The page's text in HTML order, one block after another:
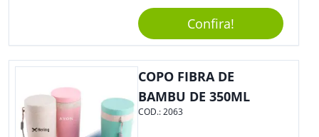
Seu Acionamento É Por Giro.
Perfeita Para Diversas
Ocasiões Do Dia A Dia.
Confira!
COPO FIBRA DE
BAMBU DE 350ML
COD.:2063